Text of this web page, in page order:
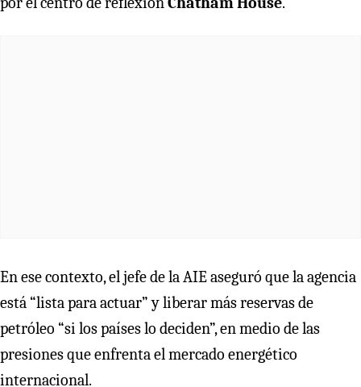
En ese contexto, el jefe de la AIE aseguró que la agencia
está “lista para actuar” y liberar más reservas de
petróleo “si los países lo deciden”, en medio de las
presiones que enfrenta el mercado energético
internacional.